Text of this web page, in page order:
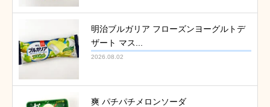
明治ブルガリア フローズンヨーグルトデ
ザート マス...
2026.08.02
爽 パチパチメロンソーダ